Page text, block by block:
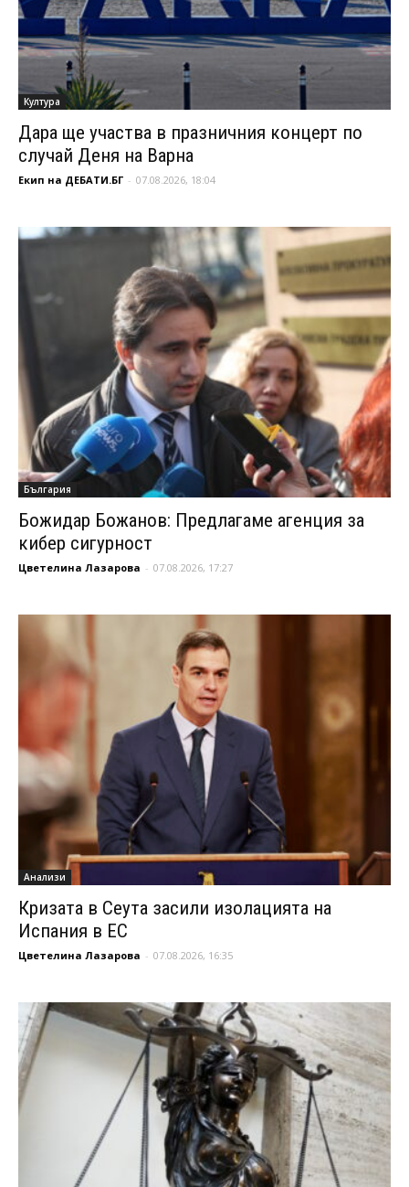
Култура
Дара ще участва в празничния концерт по
случай Деня на Варна
Екип на ДЕБАТИ.БГ - 07.08.2026, 18:04
България
Божидар Божанов: Предлагаме агенция за
кибер сигурност
Цветелина Лазарова - 07.08.2026, 17:27
Анализи
Кризата в Сеута засили изолацията на
Испания в ЕС
Цветелина Лазарова - 07.08.2026, 16:35